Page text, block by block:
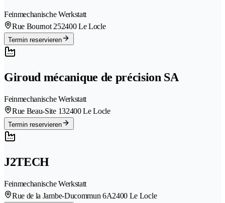
Feinmechanische Werkstatt
Rue Bournot 252400 Le Locle
Termin reservieren
Giroud mécanique de précision SA
Feinmechanische Werkstatt
Rue Beau-Site 132400 Le Locle
Termin reservieren
J2TECH
Feinmechanische Werkstatt
Rue de la Jambe-Ducommun 6A2400 Le Locle